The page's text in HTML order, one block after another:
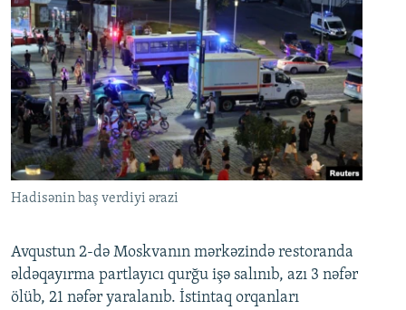
Hadisənin baş verdiyi ərazi
Avqustun 2-də Moskvanın mərkəzində restoranda
əldəqayırma partlayıcı qurğu işə salınıb, azı 3 nəfər
ölüb, 21 nəfər yaralanıb. İstintaq orqanları